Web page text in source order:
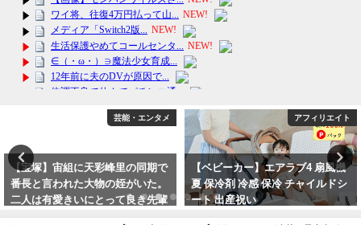
芸能・エンタメ
【宝塚】宙組に天彩峰里の同期で
番長と言われた大物の姪がいた。
二人は有愛きいにとって良き先輩
ｗ
アフィリエイト
【ベビーカー】エアラブ4 扇風機
夏 保冷剤 冷感 保冷 チャイルドシ
ート 出産祝い